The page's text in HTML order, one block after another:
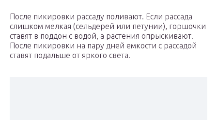
После пикировки рассаду поливают. Если рассада
слишком мелкая (сельдерей или петунии), горшочки
ставят в поддон с водой, а растения опрыскивают.
После пикировки на пару дней емкости с рассадой
ставят подальше от яркого света.